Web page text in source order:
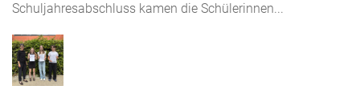
Schuljahresabschluss kamen die Schülerinnen...